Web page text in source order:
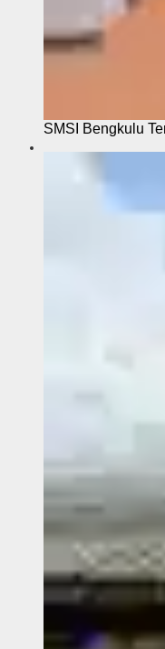
SMSI Bengkulu